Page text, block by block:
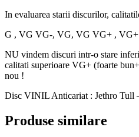
In evaluarea starii discurilor,
G , VG VG-, VG, VG VG+ , VG+
NU vindem discuri intr-o stare
calitati superioare VG+ (foarte
nou !
Disc VINIL Anticariat : Jethro Tull
Produse similare